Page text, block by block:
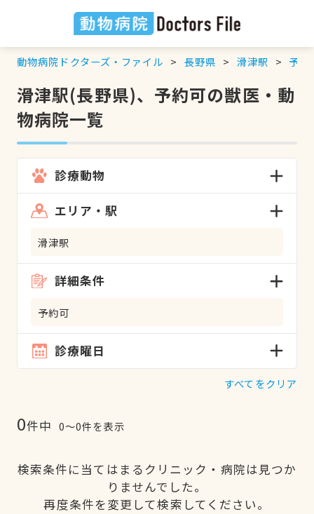
動物病院ドクターズ・ファイル 長野県 滑津駅 予約
滑津駅(長野県)、予約可の獣医・動
物病院一覧
診療動物
エリア・駅
滑津駅
詳細条件
予約可
診療曜日
すべてをクリア
0件中 0〜0件を表示
検索条件に当てはまるクリニック・病院は見つか
りませんでした。
再度条件を変更して検索してください。